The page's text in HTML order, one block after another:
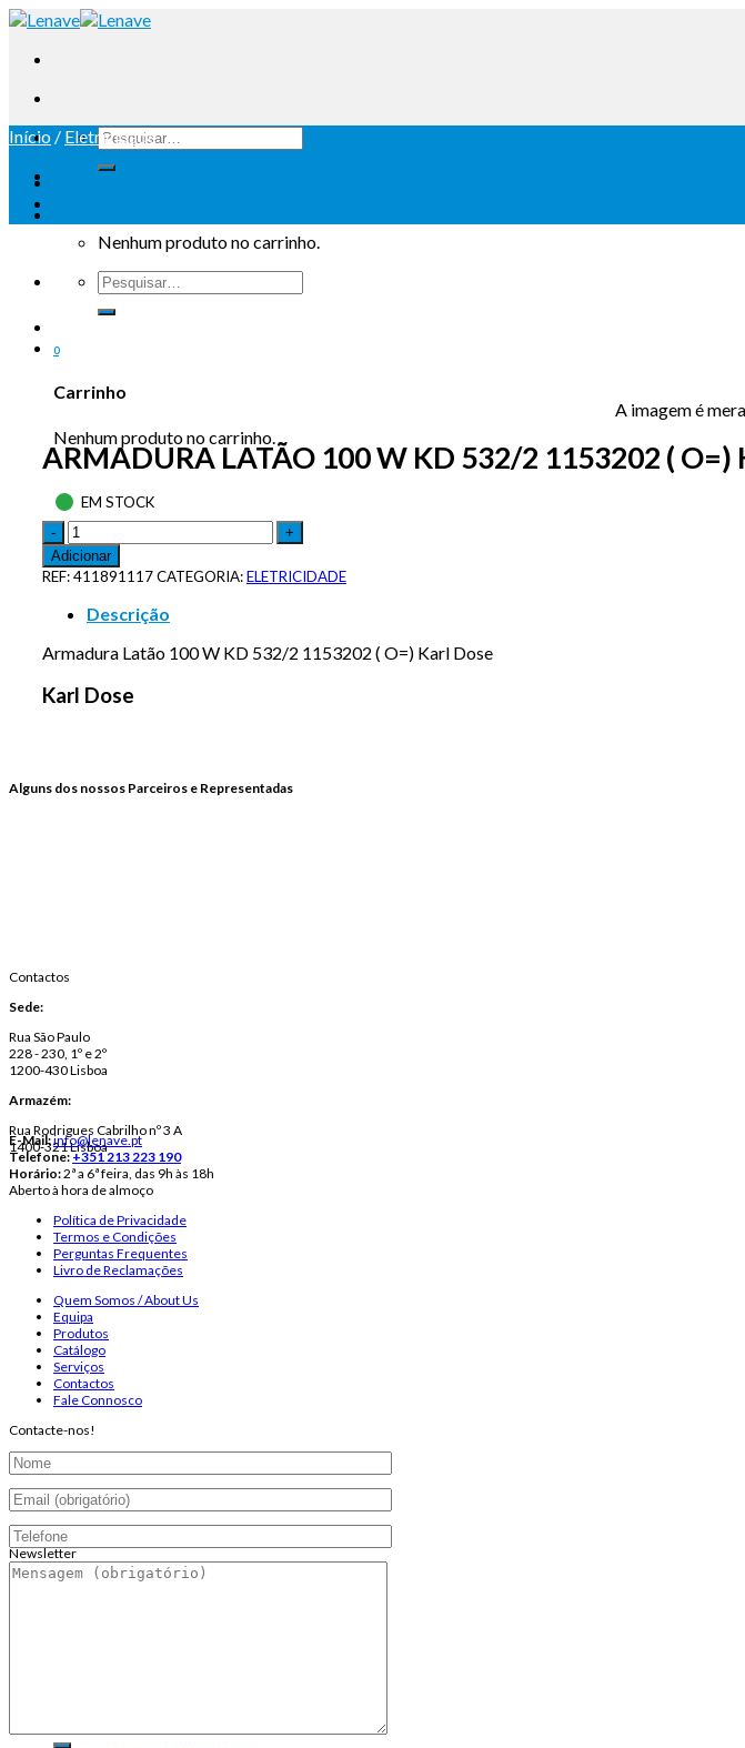
Nenhum produto no carrinho.
0
Carrinho
Nenhum produto no carrinho.
Início / Eletricidade
A imagem é
ARMADURA LATÃO 100 W KD 532/2 1153202 ( O=)
EM STOCK
Adicionar
REF:411891117CATEGORIA:ELETRICIDADE
Descrição
Armadura Latão 100 W KD 532/2 1153202 ( O=) Karl Dose
Karl Dose
Alguns dos nossos Parceiros e Representadas
Contactos
Sede:
Rua São Paulo
228 - 230, 1º e 2º
1200-430 Lisboa
Armazém:
Rua Rodrigues Cabrilho nº 3 A
1400-321 Lisboa
E-Mail:info@lenave.pt
Telefone:+351 213 223 190
Horário:2ª a 6ª feira, das 9h às 18h
Aberto à hora de almoço
Política de Privacidade
Termos e Condições
Perguntas Frequentes
Livro de Reclamações
Quem Somos / About Us
Equipa
Produtos
Catálogo
Serviços
Contactos
Fale Connosco
Contacte-nos!
Newsletter
Endereço de email: